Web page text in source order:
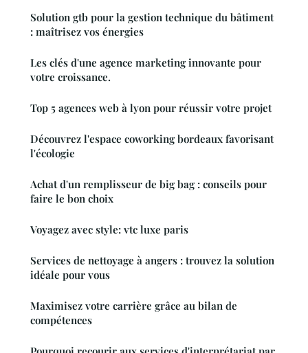
Solution gtb pour la gestion technique du bâtiment
: maîtrisez vos énergies
Les clés d'une agence marketing innovante pour
votre croissance.
Top 5 agences web à lyon pour réussir votre projet
Découvrez l'espace coworking bordeaux favorisant
l'écologie
Achat d'un remplisseur de big bag : conseils pour
faire le bon choix
Voyagez avec style: vtc luxe paris
Services de nettoyage à angers : trouvez la solution
idéale pour vous
Maximisez votre carrière grâce au bilan de
compétences